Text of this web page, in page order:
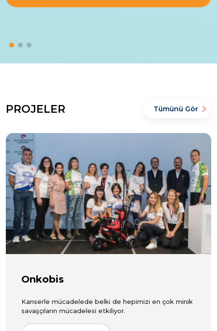
PROJELER Tümünü Gör
Onkobis
Kanserle mücadelede belki de hepimizi en çok minik
savaşçıların mücadelesi etkiliyor.